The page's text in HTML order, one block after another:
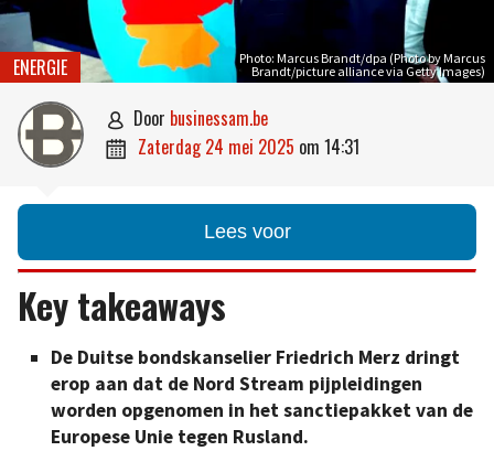
Photo: Marcus Brandt/dpa (Photo by Marcus
Brandt/picture alliance via Getty Images)
ENERGIE
 door businessam.be
 zaterdag 24 mei 2025 om 14:31
Lees voor
Key takeaways
De Duitse bondskanselier Friedrich Merz dringt
erop aan dat de Nord Stream pijpleidingen
worden opgenomen in het sanctiepakket van de
Europese Unie tegen Rusland.